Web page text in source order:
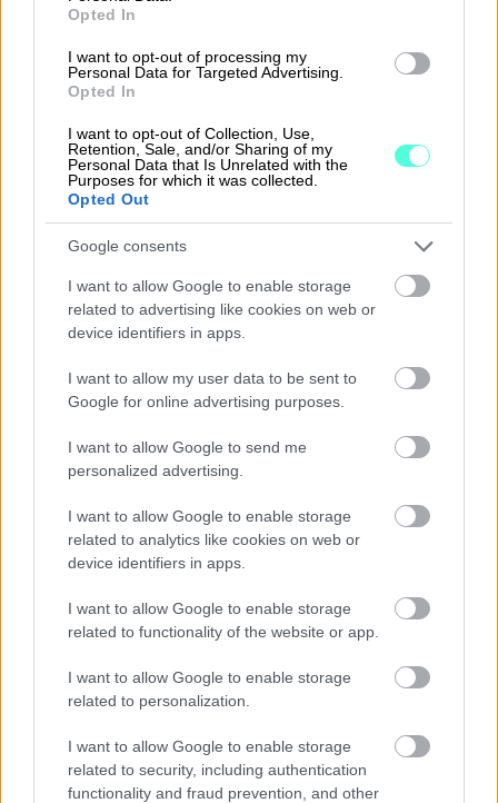
Opted In
I want to opt-out of processing my
Personal Data for Targeted Advertising.
Opted In
I want to opt-out of Collection, Use,
Retention, Sale, and/or Sharing of my
Personal Data that Is Unrelated with the
Purposes for which it was collected.
Opted Out
Google consents
I want to allow Google to enable storage
related to advertising like cookies on web or
device identifiers in apps.
I want to allow my user data to be sent to
Google for online advertising purposes.
I want to allow Google to send me
personalized advertising.
I want to allow Google to enable storage
related to analytics like cookies on web or
device identifiers in apps.
I want to allow Google to enable storage
related to functionality of the website or app.
I want to allow Google to enable storage
related to personalization.
I want to allow Google to enable storage
related to security, including authentication
functionality and fraud prevention, and other
taloushallinto Finago Procountorilla! Siinä missä
Finago Procountor tarjoaa kattavasti
Collapick Tempo täydentää kokonaisuutta tuomalla
mukaan kattavan varasto- ja materiaalihallinnon
oman toiminnanohjausjärjestelmänsä kautta.
Collapick Tempo ja Finago Procountor toimivat
yhdessä API-integraation avulla. Sekä myynti- ja
ostolaskut että tuote- ja asiakastiedot liikkuvat
ohjelmistojen välillä automaattisesti.
Asiakas- ja tuotetiedot synkronoidaan
kaksisuuntaisen rajapinnan avulla ja tiedot tarvitsee
Tempo toimii rekistereissä masterina. Integraation
käyttöönoton yhteydessä voidaan asiakkaat hakea
Collapick Tempoon asiakkaan käytössä olevasta
Finago Procountor -ympäristöstä. Myös
verkkolaskutusosoitteet voidaan hakea y-
synkronoimatta asiakaskohtaisista asetuksista,
jolloin asiakastiedot siirtyvät vain laskulla,
esimerkiksi käteisasiakkaiden tai verkkokaupan
koontisuoritusten kohdalla. Ainoastaan yhden
synkronoidaanko tuotetiedot näiden järjestelmien
välillä vai ei.